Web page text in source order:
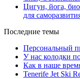
Цигун, йога,
для
Последние темы
Персональный
У нас колодки
Как в наше
Tenerife Jet Ski